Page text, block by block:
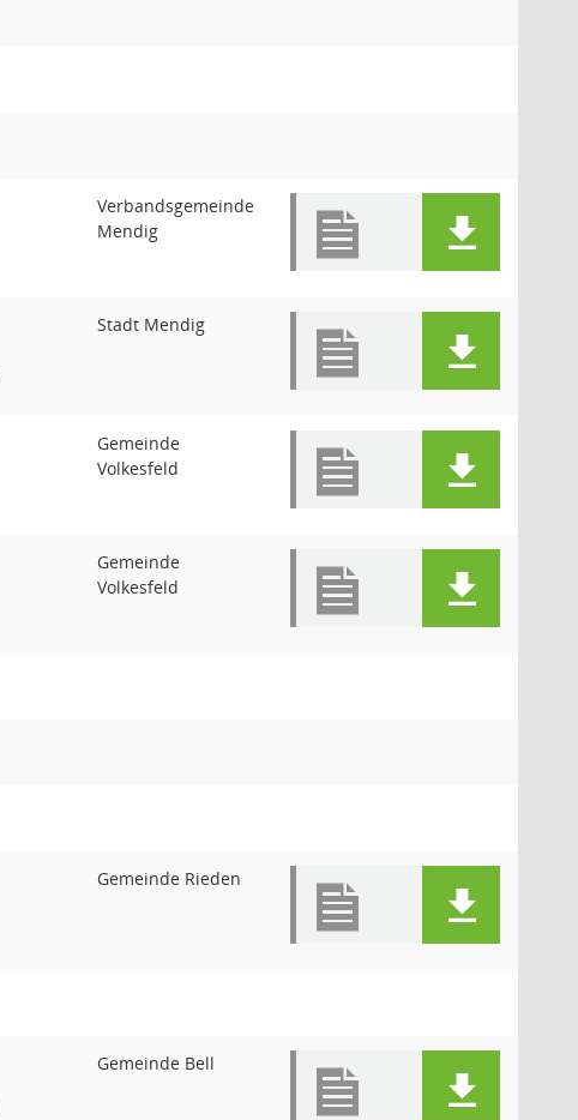
Verbandsgemeinde
Mendig
Stadt Mendig
Gemeinde
Volkesfeld
Gemeinde
Volkesfeld
Gemeinde Rieden
Gemeinde Bell